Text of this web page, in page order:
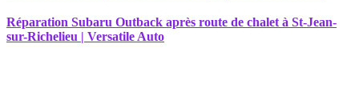
Réparation Subaru Outback après route de chalet à St-Jean-
sur-Richelieu | Versatile Auto